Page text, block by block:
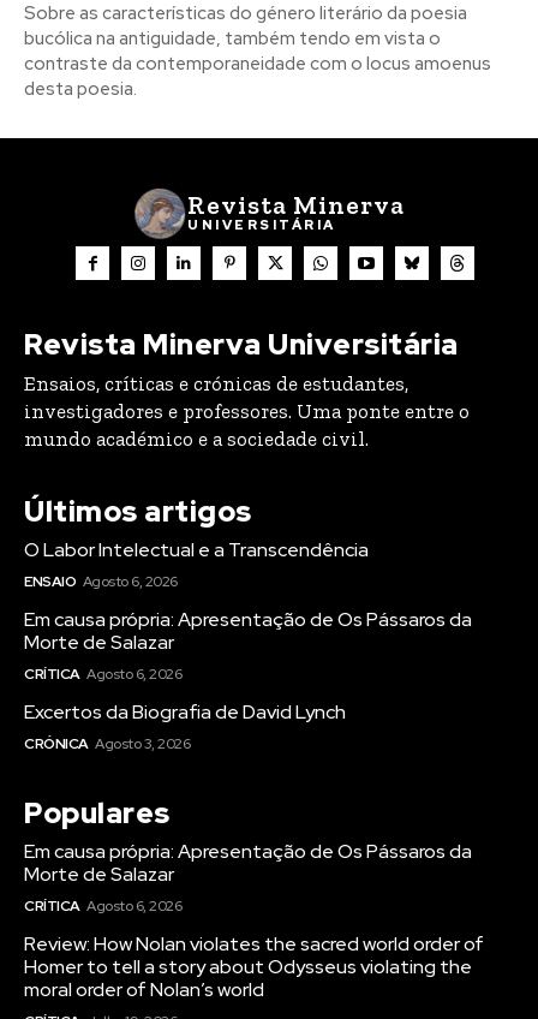
Registe-se na nossa lista de correio e receba mensalmente
no seu email os artigos do mês transacto, ilustrações e
novidades.Insira o seu endereço de email e clique para
Registe-se na nossa lista de correio e receba mensalmente
no seu email os artigos do mês transacto, ilustrações e
novidades.Insira o seu endereço de email e clique para
Sobre as características do género literário da poesia
bucólica na antiguidade, também tendo em vista o
contraste da contemporaneidade com o locus amoenus
desta poesia.
Revista Minerva
UNIVERSITÁRIA
Revista Minerva Universitária
Ensaios, críticas e crónicas de estudantes,
investigadores e professores. Uma ponte entre o
mundo académico e a sociedade civil.
Últimos artigos
O Labor Intelectual e a Transcendência
ENSAIO Agosto 6, 2026
Em causa própria: Apresentação de Os Pássaros da
Morte de Salazar
CRÍTICA Agosto 6, 2026
Excertos da Biografia de David Lynch
CRÓNICA Agosto 3, 2026
Populares
Em causa própria: Apresentação de Os Pássaros da
Morte de Salazar
CRÍTICA Agosto 6, 2026
Review: How Nolan violates the sacred world order of
Homer to tell a story about Odysseus violating the
moral order of Nolan’s world